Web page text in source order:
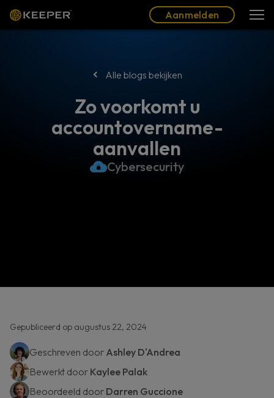
Aanmelden
Alle blogs bekijken
Zo voorkomt u
accountovername-
aanvallen
Cybersecurity
Gepubliceerd op augustus 22, 2024
Geschreven door Ashley D'Andrea
Bewerkt door Kaylee Palak
Beoordeeld door Darren Guccione